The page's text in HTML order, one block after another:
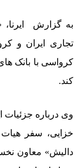
به گزارش
تجاری ایران و
کرواسی با بانک
کند.
وی درباره جزئیات
خزایی، سفر
دالیش» معاون